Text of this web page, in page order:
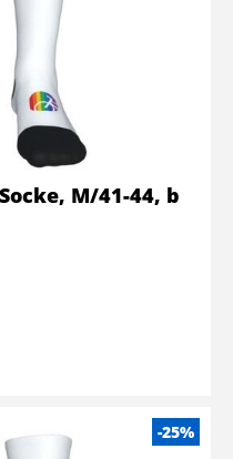
M/41-44, b
-25%